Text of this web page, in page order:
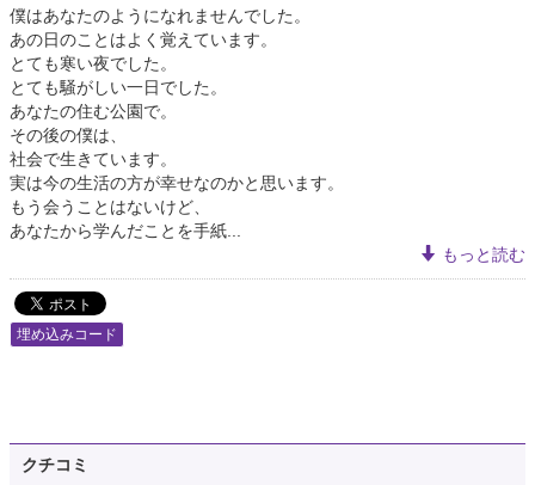
僕はあなたのようになれませんでした。
あの日のことはよく覚えています。
とても寒い夜でした。
とても騒がしい一日でした。
あなたの住む公園で。
その後の僕は、
社会で生きています。
実は今の生活の方が幸せなのかと思います。
もう会うことはないけど、
あなたから学んだことを手紙...
もっと読む
埋め込みコード
クチコミ